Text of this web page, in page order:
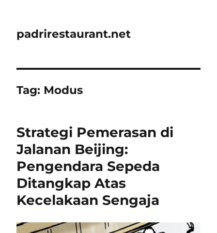
padrirestaurant.net
Tag: Modus
Strategi Pemerasan di
Jalanan Beijing:
Pengendara Sepeda
Ditangkap Atas
Kecelakaan Sengaja